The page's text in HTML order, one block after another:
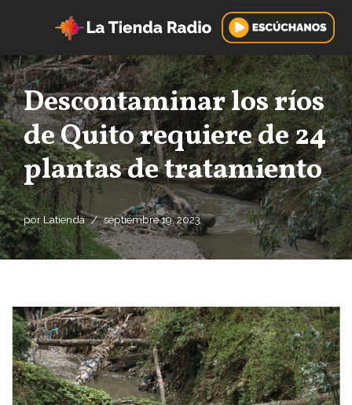
al
contenido
Descontaminar los ríos
de Quito requiere de 24
plantas de tratamiento
porLatienda septiembre 19, 2023